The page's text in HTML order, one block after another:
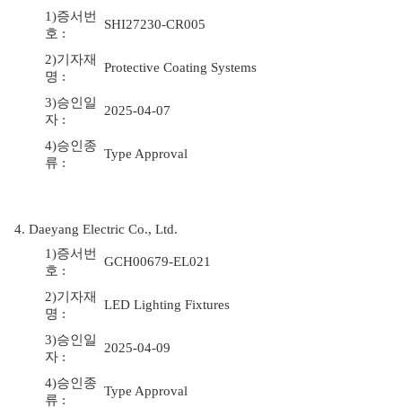
1)증서번
호 :
SHI27230-CR005
2)기자재
명 :
Protective Coating Systems
3)승인일
자 :
2025-04-07
4)승인종
류 :
Type Approval
4. Daeyang Electric Co., Ltd.
1)증서번
호 :
GCH00679-EL021
2)기자재
명 :
LED Lighting Fixtures
3)승인일
자 :
2025-04-09
4)승인종
류 :
Type Approval